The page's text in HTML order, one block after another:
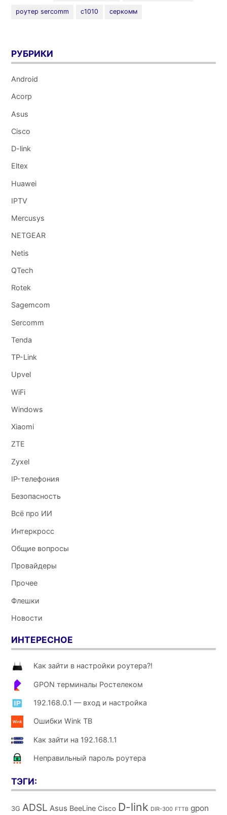
роутер sercomm с1010 серкомм
РУБРИКИ
Android
Acorp
Asus
Cisco
D-link
Eltex
Huawei
IPTV
Mercusys
NETGEAR
Netis
QTech
Rotek
Sagemcom
Sercomm
Tenda
TP-Link
Upvel
WiFi
Windows
Xiaomi
ZTE
Zyxel
IP-телефония
Безопасность
Всё про ИИ
Интеркросс
Общие вопросы
Провайдеры
Прочее
Флешки
Новости
ИНТЕРЕСНОЕ
Как зайти в настройки роутера?!
GPON терминалы Ростелеком
192.168.0.1 — вход и настройка
Ошибки Wink ТВ
Как зайти на 192.168.1.1
Неправильный пароль роутера
ТЭГИ:
3G ADSL Asus BeeLine Cisco D-link DIR-300 FTTB gpon